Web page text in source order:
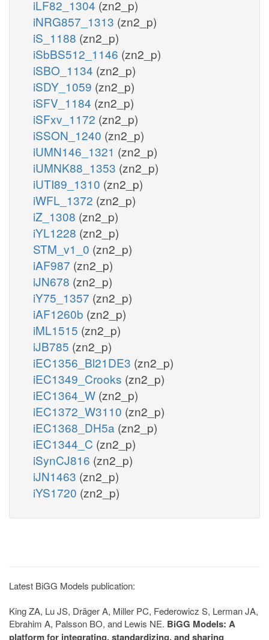
iLF82_1304 (zn2_p)
iNRG857_1313 (zn2_p)
iS_1188 (zn2_p)
iSbBS512_1146 (zn2_p)
iSBO_1134 (zn2_p)
iSDY_1059 (zn2_p)
iSFV_1184 (zn2_p)
iSFxv_1172 (zn2_p)
iSSON_1240 (zn2_p)
iUMN146_1321 (zn2_p)
iUMNK88_1353 (zn2_p)
iUTI89_1310 (zn2_p)
iWFL_1372 (zn2_p)
iZ_1308 (zn2_p)
iYL1228 (zn2_p)
STM_v1_0 (zn2_p)
iAF987 (zn2_p)
iJN678 (zn2_p)
iY75_1357 (zn2_p)
iAF1260b (zn2_p)
iML1515 (zn2_p)
iJB785 (zn2_p)
iEC1356_Bl21DE3 (zn2_p)
iEC1349_Crooks (zn2_p)
iEC1364_W (zn2_p)
iEC1372_W3110 (zn2_p)
iEC1368_DH5a (zn2_p)
iEC1344_C (zn2_p)
iSynCJ816 (zn2_p)
iJN1463 (zn2_p)
iYS1720 (zn2_p)
Latest BiGG Models publication:
King ZA, Lu JS, Dräger A, Miller PC, Federowicz S, Lerman JA,
Ebrahim A, Palsson BO, and Lewis NE. BiGG Models: A
platform for integrating, standardizing, and sharing